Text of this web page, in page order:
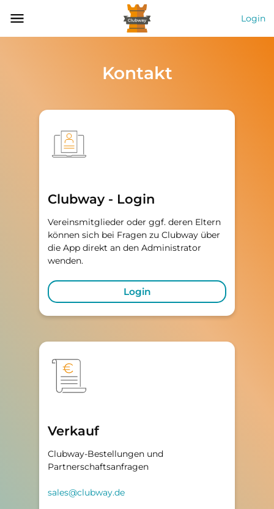
Login
Kontakt
Clubway - Login
Vereinsmitglieder oder ggf. deren Eltern
können sich bei Fragen zu Clubway über
die App direkt an den Administrator
wenden.
Login
Verkauf
Clubway-Bestellungen und
Partnerschaftsanfragen
sales@clubway.de